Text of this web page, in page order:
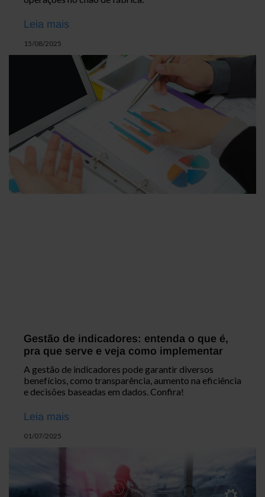
Leia mais
15/08/2025
Gestão de indicadores: entenda o que é,
pra que serve e veja como implementar
A gestão de indicadores pode garantir diversos
benefícios, como transparência, aumento na eficiência
e decisões baseadas em dados. Confira!
Leia mais
01/07/2025